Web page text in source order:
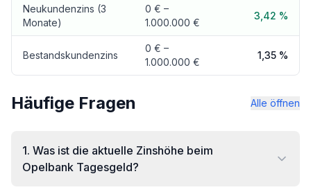
Neukundenzins (3
Monate)
0 € –
1.000.000 €
3,42 %
Bestandskundenzins
0 € –
1.000.000 €
1,35 %
Häufige Fragen Alle öffnen
1. Was ist die aktuelle Zinshöhe beim
Opelbank Tagesgeld?